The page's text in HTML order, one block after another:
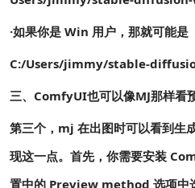
·如果你是 Win 用户，那就可能是
C:/Users/jimmy/stable-
三、ComfyUI也可以像MJ那样看
第三个，mj 在出图时可以看到生
现这一点。首先，你需要安装
置中的 Preview method 选项中